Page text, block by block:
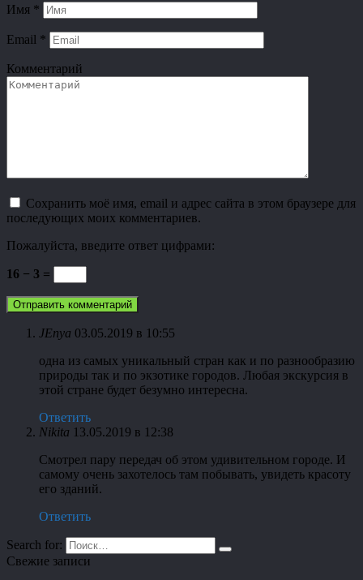
Имя *
Email *
Комментарий
Сохранить моё имя, email и адрес сайта в этом браузере для
последующих моих комментариев.
Пожалуйста, введите ответ цифрами:
16 − 3 =
JEnya 03.05.2019 в 10:55
одна из самых уникальный стран как и по разнообразию
природы так и по экзотике городов. Любая экскурсия в
этой стране будет безумно интересна.
Ответить
Nikita 13.05.2019 в 12:38
Смотрел пару передач об этом удивительном городе. И
самому очень захотелось там побывать, увидеть красоту
его зданий.
Ответить
Search for:
Свежие записи